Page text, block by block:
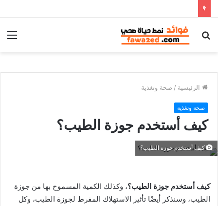
بحث
الرئيسية / صحة وتغذية
صحة وتغذية
كيف أستخدم جوزة الطيب؟
كيف أستخدم جوزة الطيب؟
كيف أستخدم جوزة الطيب؟، وكذلك الكمية المسموح بها من جوزة
الطيب، وسنذكر أيضًا تأثير الاستهلاك المفرط لجوزة الطيب، وكل